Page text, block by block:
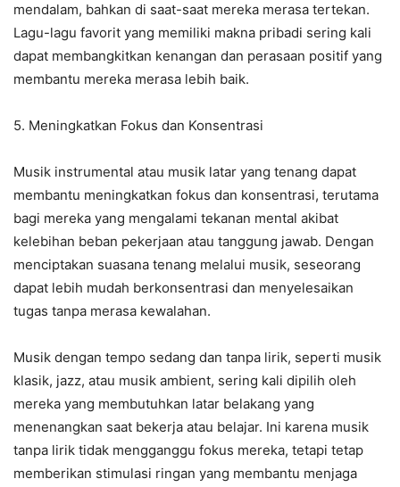
mendalam, bahkan di saat-saat mereka merasa tertekan.
Lagu-lagu favorit yang memiliki makna pribadi sering kali
dapat membangkitkan kenangan dan perasaan positif yang
membantu mereka merasa lebih baik.
5. Meningkatkan Fokus dan Konsentrasi
Musik instrumental atau musik latar yang tenang dapat
membantu meningkatkan fokus dan konsentrasi, terutama
bagi mereka yang mengalami tekanan mental akibat
kelebihan beban pekerjaan atau tanggung jawab. Dengan
menciptakan suasana tenang melalui musik, seseorang
dapat lebih mudah berkonsentrasi dan menyelesaikan
tugas tanpa merasa kewalahan.
Musik dengan tempo sedang dan tanpa lirik, seperti musik
klasik, jazz, atau musik ambient, sering kali dipilih oleh
mereka yang membutuhkan latar belakang yang
menenangkan saat bekerja atau belajar. Ini karena musik
tanpa lirik tidak mengganggu fokus mereka, tetapi tetap
memberikan stimulasi ringan yang membantu menjaga